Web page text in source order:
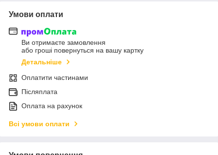
Умови оплати
Ви отримаєте замовлення
або гроші повернуться на вашу картку
Детальніше
Оплатити частинами
Післяплата
Оплата на рахунок
Всі умови оплати